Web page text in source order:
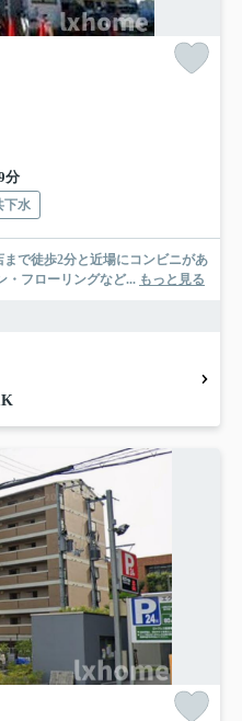
分
下水
で徒歩2分と近場にコンビニがあ
・フローリングなど... もっと見る